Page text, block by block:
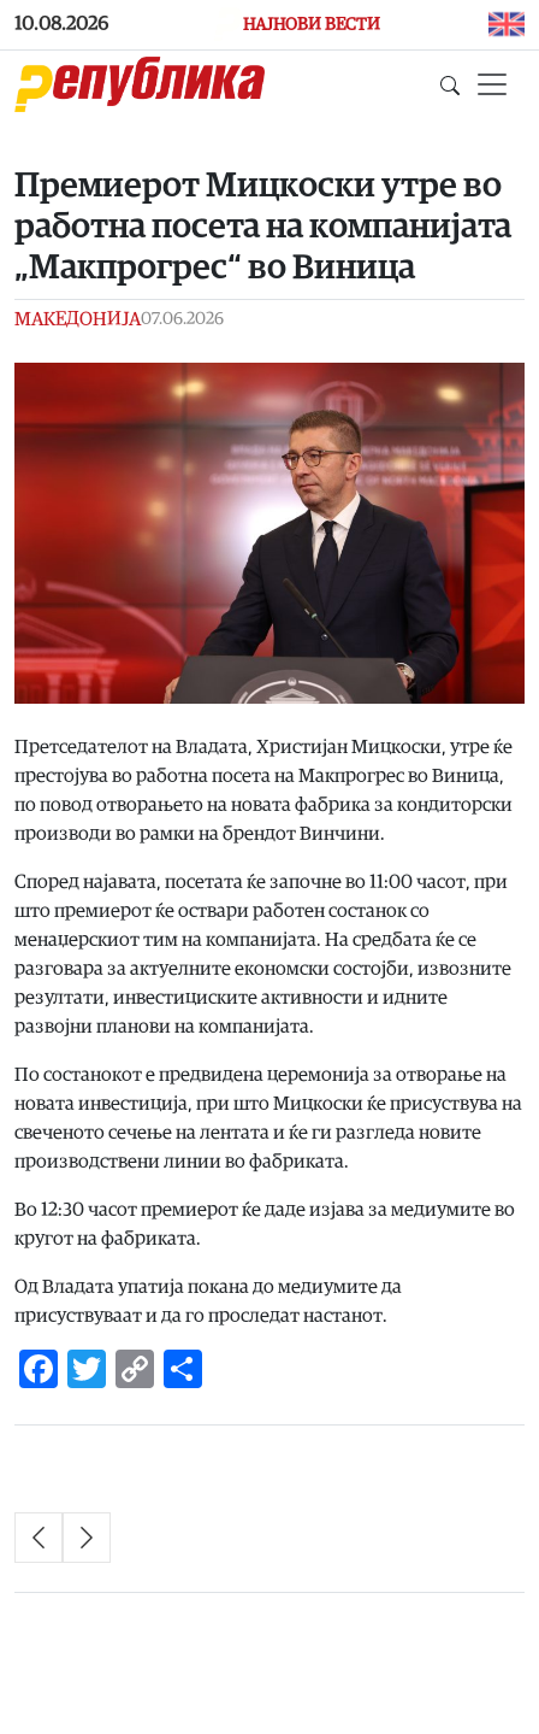
Skip to main content
10.08.2026 НАЈНОВИ ВЕСТИ
Премиерот Мицкоски утре во
работна посета на компанијата
„Макпрогрес“ во Виница
МАКЕДОНИЈА07.06.2026
Претседателот на Владата, Христијан Мицкоски, утре ќе
престојува во работна посета на Макпрогрес во Виница,
по повод отворањето на новата фабрика за кондиторски
производи во рамки на брендот Винчини.
Според најавата, посетата ќе започне во 11:00 часот, при
што премиерот ќе оствари работен состанок со
менаџерскиот тим на компанијата. На средбата ќе се
разговара за актуелните економски состојби, извозните
резултати, инвестициските активности и идните
развојни планови на компанијата.
По состанокот е предвидена церемонија за отворање на
новата инвестиција, при што Мицкоски ќе присуствува на
свеченото сечење на лентата и ќе ги разгледа новите
производствени линии во фабриката.
Во 12:30 часот премиерот ќе даде изјава за медиумите во
кругот на фабриката.
Од Владата упатија покана до медиумите да
присуствуваат и да го проследат настанот.
Facebook
Twitter
Copy